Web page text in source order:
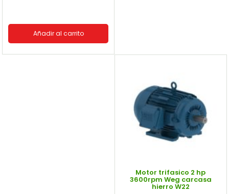
Añadir al carrito
Motor trifasico 2 hp
3600rpm Weg carcasa
hierro W22